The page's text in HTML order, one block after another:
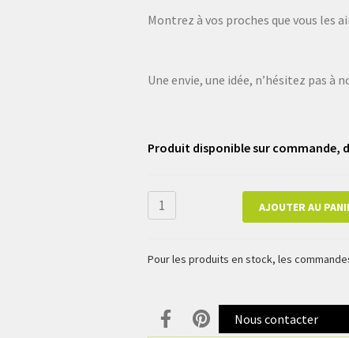
Montrez à vos proches que vous les
Une envie, une idée, n’hésitez pas
Produit disponible sur commande,
AJOUTER AU
Pour les produits en stock, les
Nous contacter